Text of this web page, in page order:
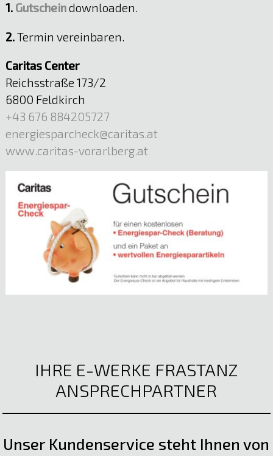
1. Gutscheindownloaden.
2.Termin vereinbaren.
Caritas Center
Reichsstraße 173/2
6800 Feldkirch
+43 676 884205727
energiesparcheck@caritas.at
www.caritas-vorarlberg.at
IHRE E-WERKE FRASTANZ
ANSPRECHPARTNER
Unser Kundenservice steht Ihnen von